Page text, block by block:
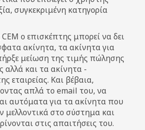
συγκεκριμένη κατηγορία
ο επισκέπτης μπορεί να δει
ακίνητα, τα ακίνητα για
μείωση της τιμής πώλησης
αλλά και τα ακίνητα -
εταιρείας. Και βέβαια,
απλά το email του, να
αυτόματα για τα ακίνητα που
μελλοντικά στο σύστημα και
στις απαιτήσεις του.